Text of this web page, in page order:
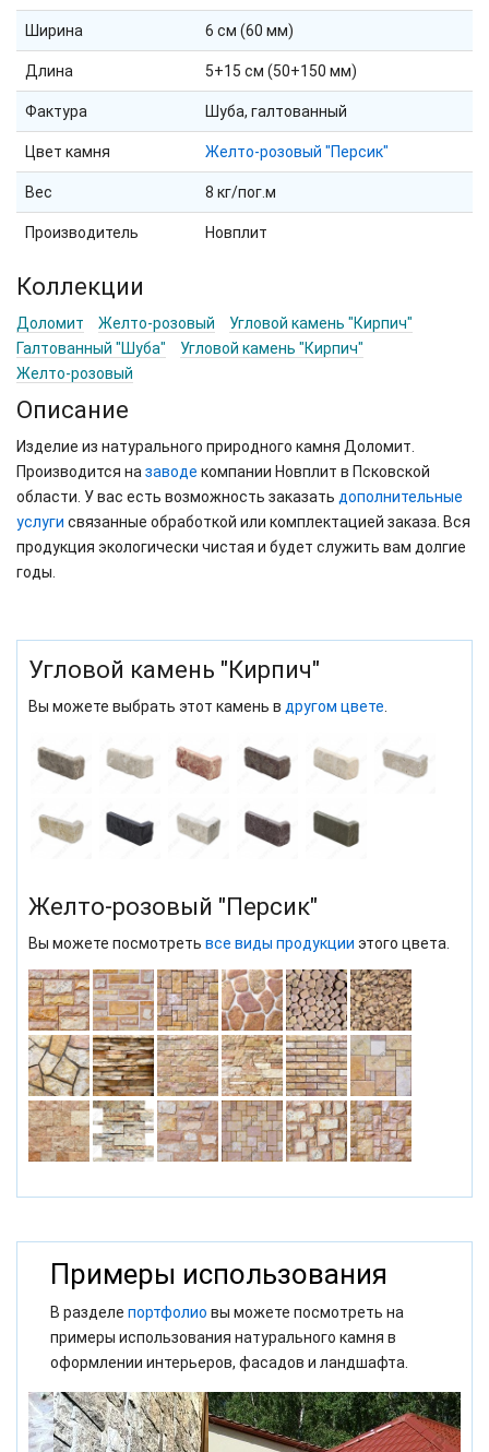
Ширина 6 см (60 мм)
Длина 5+15 см (50+150 мм)
Фактура Шуба, галтованный
Цвет камня Желто-розовый "Персик"
Вес 8 кг/пог.м
Производитель Новплит
Коллекции
Доломит Желто-розовый
Угловой камень "Кирпич"
Галтованный "Шуба"
Угловой камень "Кирпич"
Желто-розовый
Описание
Изделие из натурального природного камня Доломит.
Производится на заводе компании Новплит в Псковской
области. У вас есть возможность заказать дополнительные
услуги связанные обработкой или комплектацией заказа. Вся
продукция экологически чистая и будет служить вам долгие
годы.
Угловой камень "Кирпич"
Вы можете выбрать этот камень в другом цвете
Желто-розовый "Персик"
Вы можете посмотреть все виды продукции этого цвета.
Примеры использования
В разделе портфолио вы можете посмотреть на
примеры использования натурального камня в
оформлении интерьеров, фасадов и ландшафта.